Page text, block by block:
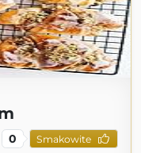
0 Smakowite